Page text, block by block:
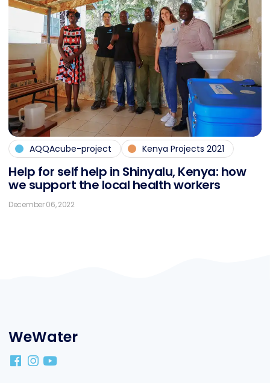
AQQAcube-project Kenya Projects 2021
Help for self help in Shin­ya­lu, Ke­nya: how
we sup­port the lo­cal health workers
December 06, 2022
WeWater